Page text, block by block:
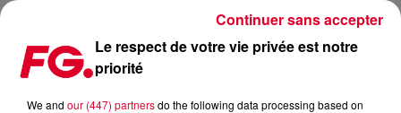
AVICII : NOUVEAU CLIP
Le respect de votre vie privée est notre
priorité
We and our (447) partnersdo the following data processing based on
Continuer sans accepter